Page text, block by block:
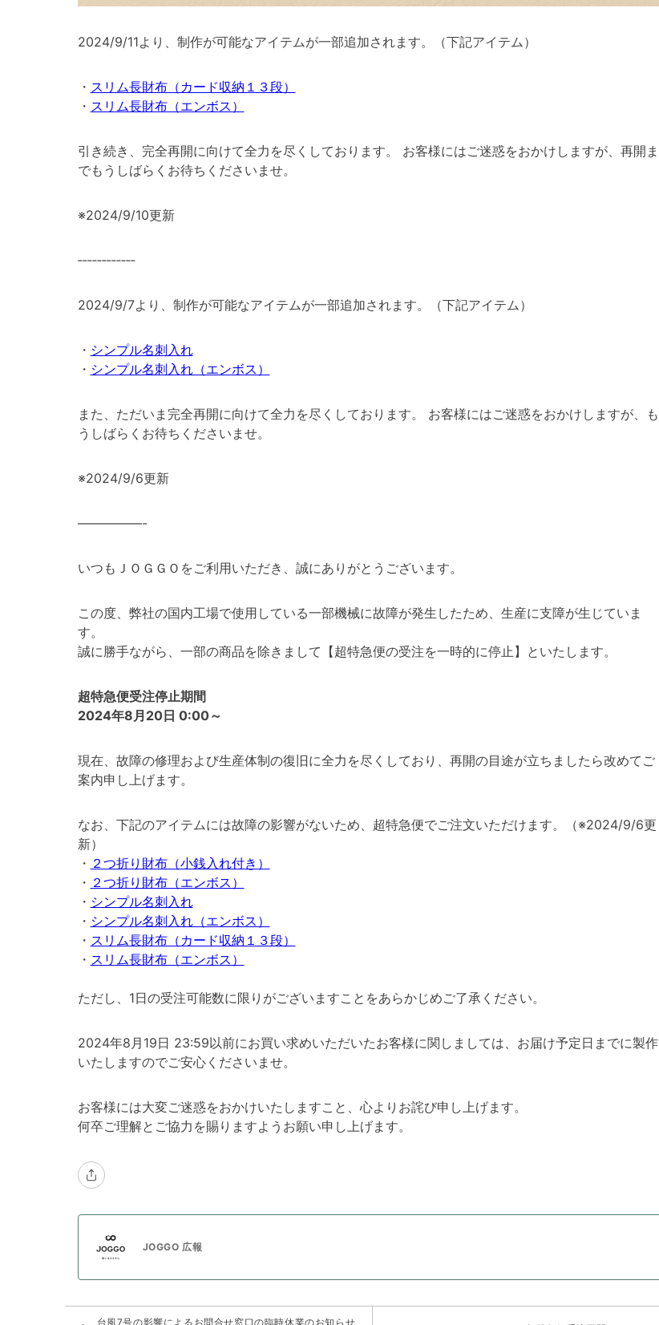
2024/9/11より、制作が可能なアイテムが一部追加されます。（下記アイテム）
・ スリム長財布（カード収納１３段）
・ スリム長財布（エンボス）
引き続き、完全再開に向けて全力を尽くしております。 お客様にはご迷惑をおかけしますが、再開ま
でもうしばらくお待ちくださいませ。
※2024/9/10更新
‐‐‐‐‐‐‐‐‐‐‐‐
2024/9/7より、制作が可能なアイテムが一部追加されます。（下記アイテム）
・ シンプル名刺入れ
・ シンプル名刺入れ（エンボス）
また、ただいま完全再開に向けて全力を尽くしております。 お客様にはご迷惑をおかけしますが、も
うしばらくお待ちくださいませ。
※2024/9/6更新
—————-
いつもＪＯＧＧＯをご利用いただき、誠にありがとうございます。
この度、弊社の国内工場で使用している一部機械に故障が発生したため、生産に支障が生じていま
す。
誠に勝手ながら、一部の商品を除きまして【超特急便の受注を一時的に停止】といたします。
超特急便受注停止期間
2024年8月20日 0:00～
現在、故障の修理および生産体制の復旧に全力を尽くしており、再開の目途が立ちましたら改めてご
案内申し上げます。
なお、下記のアイテムには故障の影響がないため、超特急便でご注文いただけます。（※2024/9/6更
新）
・ ２つ折り財布（小銭入れ付き）
・ ２つ折り財布（エンボス）
・ シンプル名刺入れ
・ シンプル名刺入れ（エンボス）
・ スリム長財布（カード収納１３段）
・ スリム長財布（エンボス）
ただし、1日の受注可能数に限りがございますことをあらかじめご了承ください。
2024年8月19日 23:59以前にお買い求めいただいたお客様に関しましては、お届け予定日までに製作
いたしますのでご安心くださいませ。
お客様には大変ご迷惑をおかけいたしますこと、心よりお詫び申し上げます。
何卒ご理解とご協力を賜りますようお願い申し上げます。
JOGGO 広報
台風7号の影響によるお問合せ窓口の臨時休業のお知らせ